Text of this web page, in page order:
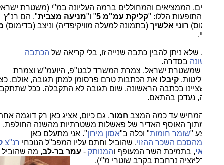
הממציאים והמחוללים ברמה העליונה במ"י (משטרת ישראל)
קליקת עמ"מ 5 " ו"מניעה מצבית", הם רנ"ץ
רוני אלשיך(בתמונה למעלה מוויקיפדיה) וניצב (בדימוס)מני
שלא ניתן להבין כתבה שנייה זו, בלי קריאה שלהכתבה
בסדרה.
שמשטרת ישראל, צמרת המשרד לבט"פ, היועמ"ש וצמרת
קיבלו את הכתבות טרם פרסומן למתן תגובה, אולם, כצפוי
בכתבה הראשונה, שום תגובה לא התקבלה. ככל שתתקבל
נעדכן בהתאם.
עד כמה המצב חמור, גם כיום, אציג כאן רק דוגמה אחת
האוסף האדיר של פאשלות משטרתיות מהשנה החולפת, החל
שומר חומות " וכלה ב"אסון מירון". אני מתעלם כאן
מהסכם השכר ההזוי, שהוביל וחתם עליו המפכ"ל הנוכחירנ"צקובי
בתמיכת השר המעופף והמנותק-עמר בר-לב,מה שהוביל
נרחבת בקרב שוטרי מ"י).